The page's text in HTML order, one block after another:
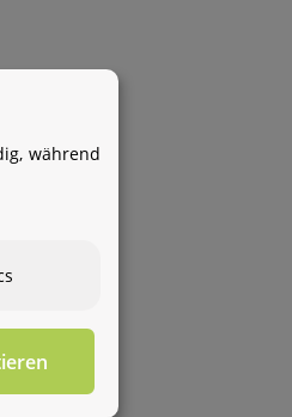
Kontakt zum
behilflich sein?
Für diesen Service benötigen Sie
während